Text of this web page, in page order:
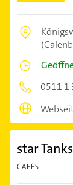
0511 1
star
CAFÉS